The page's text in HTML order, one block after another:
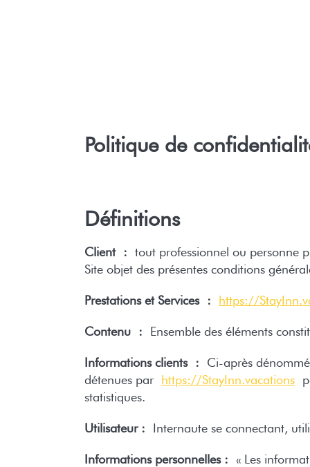
Politique de
Définitions
Client : tout professionnel ou personne
Site objet des présentes conditions
Prestations et Services : https://
Contenu : Ensemble des éléments
Informations clients : Ci-après
détenues par https://StayInn.vacations
statistiques.
Utilisateur : Internaute se connectant,
Informations personnelles : « Les